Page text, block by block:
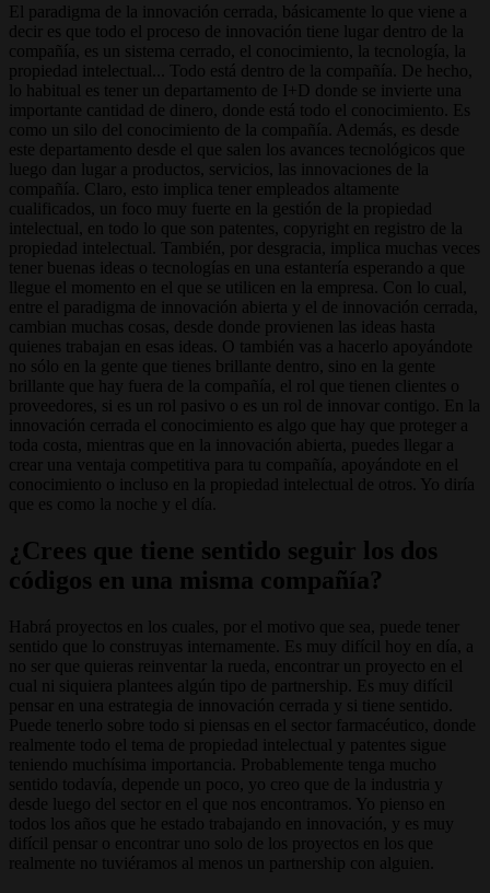
El paradigma de la innovación cerrada, básicamente lo que viene a
decir es que todo el proceso de innovación tiene lugar dentro de la
compañía, es un sistema cerrado, el conocimiento, la tecnología, la
propiedad intelectual... Todo está dentro de la compañía. De hecho,
lo habitual es tener un departamento de I+D donde se invierte una
importante cantidad de dinero, donde está todo el conocimiento. Es
como un silo del conocimiento de la compañía. Además, es desde
este departamento desde el que salen los avances tecnológicos que
luego dan lugar a productos, servicios, las innovaciones de la
compañía. Claro, esto implica tener empleados altamente
cualificados, un foco muy fuerte en la gestión de la propiedad
intelectual, en todo lo que son patentes, copyright en registro de la
propiedad intelectual. También, por desgracia, implica muchas veces
tener buenas ideas o tecnologías en una estantería esperando a que
llegue el momento en el que se utilicen en la empresa. Con lo cual,
entre el paradigma de innovación abierta y el de innovación cerrada,
cambian muchas cosas, desde donde provienen las ideas hasta
quienes trabajan en esas ideas. O también vas a hacerlo apoyándote
no sólo en la gente que tienes brillante dentro, sino en la gente
brillante que hay fuera de la compañía, el rol que tienen clientes o
proveedores, si es un rol pasivo o es un rol de innovar contigo. En la
innovación cerrada el conocimiento es algo que hay que proteger a
toda costa, mientras que en la innovación abierta, puedes llegar a
crear una ventaja competitiva para tu compañía, apoyándote en el
conocimiento o incluso en la propiedad intelectual de otros. Yo diría
que es como la noche y el día.
¿Crees que tiene sentido seguir los dos
códigos en una misma compañía?
Habrá proyectos en los cuales, por el motivo que sea, puede tener
sentido que lo construyas internamente. Es muy difícil hoy en día, a
no ser que quieras reinventar la rueda, encontrar un proyecto en el
cual ni siquiera plantees algún tipo de partnership. Es muy difícil
pensar en una estrategia de innovación cerrada y si tiene sentido.
Puede tenerlo sobre todo si piensas en el sector farmacéutico, donde
realmente todo el tema de propiedad intelectual y patentes sigue
teniendo muchísima importancia. Probablemente tenga mucho
sentido todavía, depende un poco, yo creo que de la industria y
desde luego del sector en el que nos encontramos. Yo pienso en
todos los años que he estado trabajando en innovación, y es muy
difícil pensar o encontrar uno solo de los proyectos en los que
realmente no tuviéramos al menos un partnership con alguien.